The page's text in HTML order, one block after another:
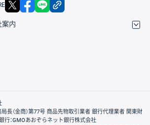
案内
長（金商）第77号 商品先物取引業者 銀行代理業者 関東財
行：GMOあおぞらネット銀行株式会社